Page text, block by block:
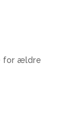
for ældre